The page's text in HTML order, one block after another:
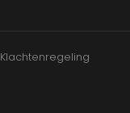
Klachtenregeling